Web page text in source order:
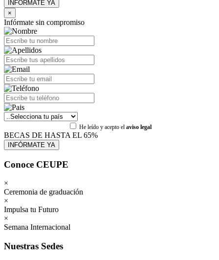
×
Infórmate sin compromiso
He leído y acepto el aviso legal
BECAS DE HASTA EL 65%
Conoce CEUPE
×
Ceremonia de graduación
×
Impulsa tu Futuro
×
Semana Internacional
Nuestras Sedes